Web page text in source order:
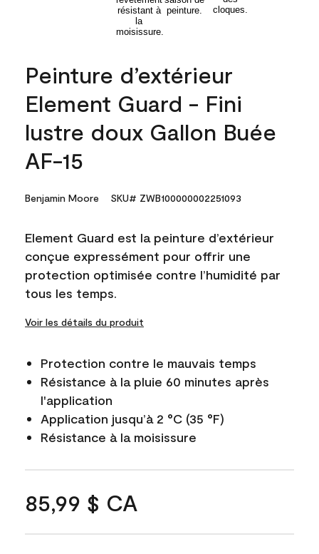
Peinture d’extérieur
Element Guard - Fini
lustre doux Gallon Buée
AF-15
Benjamin Moore SKU# ZWB100000002251093
Element Guard est la peinture d’extérieur
conçue expressément pour offrir une
protection optimisée contre l’humidité par
tous les temps.
Voir les détails du produit
Protection contre le mauvais temps
Résistance à la pluie 60 minutes après
l'application
Application jusqu’à 2 °C (35 °F)
Résistance à la moisissure
85,99 $ CA